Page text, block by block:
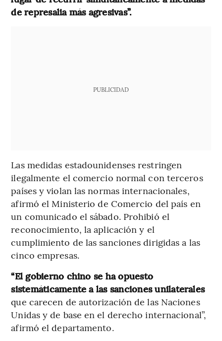
de represalia más agresivas”.
PUBLICIDAD
Las medidas estadounidenses restringen
ilegalmente el comercio normal con terceros
países y violan las normas internacionales,
afirmó el Ministerio de Comercio del país en
un comunicado el sábado. Prohibió el
reconocimiento, la aplicación y el
cumplimiento de las sanciones dirigidas a las
cinco empresas.
“El gobierno chino se ha opuesto
sistemáticamente a las sanciones unilaterales
que carecen de autorización de las Naciones
Unidas y de base en el derecho internacional”,
afirmó el departamento.